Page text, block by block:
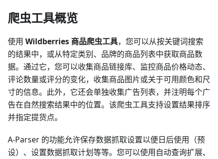
爬虫工具概览
使用 Wildberries 商品爬虫工具，您可以从按关键词搜索
的结果中，或从特定类别、品牌的商品列表中获取商品数
据。通过它，您可以收集商品链接库、监控商品价格动态、
评论数量或评分的变化，收集商品图片或关于可用颜色和尺
寸的信息。此外，它还会单独收集广告列表，并注明每个广
告在自然搜索结果中的位置。该爬虫工具支持设置结果排序
并指定提货点。
A-Parser 的功能允许保存数据抓取设置以便日后使用（预
设）、设置数据抓取计划等等。您可以使用自动查询扩展、